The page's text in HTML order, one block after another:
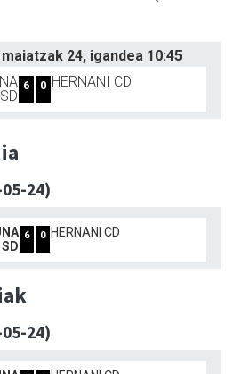
24, igandea 10:45
6 0 HERNANI CD
24)
6 0 HERNANI CD
24)